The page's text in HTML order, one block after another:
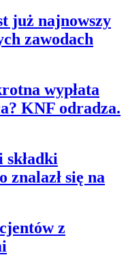
już najnowszy
zawodach
wypłata
KNF odradza.
składki
znalazł się na
z